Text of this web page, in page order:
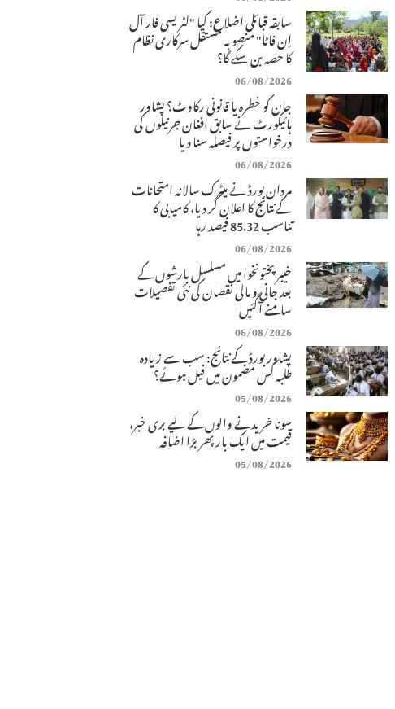
سابقہ قبائلی اضلاع: کیا "لٹریسی فار آل
اِن فاٹا" منصوبہ مستقل سرکاری نظام
کا حصہ بن سکے گا؟
06/08/2026
جان کو خطرہ یا قانونی رکاوٹ؟ پشاور
ہائیکورٹ نے سابق افغان جرنیلوں کی
درخواستوں پر فیصلہ سنا دیا
06/08/2026
مردان بورڈ نے میٹرک سالانہ امتحانات
کے نتائج کا اعلان کر دیا، کامیابی کا
تناسب 85.32 فیصد رہا
06/08/2026
خیبرپختونخوا میں مسلسل بارشوں کے
بعد جانی و مالی نقصان کی نئی تفصیلات
سامنے آگئیں
06/08/2026
پشاور بورڈ کے نتائج: سب سے زیادہ
طلبہ کس مضمون میں فیل ہوئے؟
05/08/2026
سونا خریدنے والوں کے لیے بری خبر،
قیمت میں ایک بار پھر بڑا اضافہ
05/08/2026